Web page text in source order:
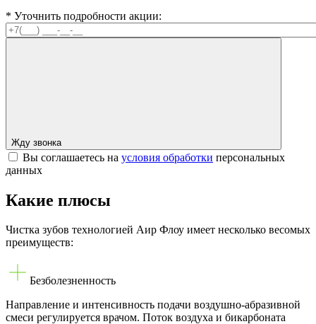
* Уточнить подробности акции:
Жду звонка
Вы соглашаетесь на условия обработки персональных
данных
Какие плюсы
Чистка зубов технологией Аир Флоу имеет несколько весомых
преимуществ:
Безболезненность
Направление и интенсивность подачи воздушно-абразивной
смеси регулируется врачом. Поток воздуха и бикарбоната